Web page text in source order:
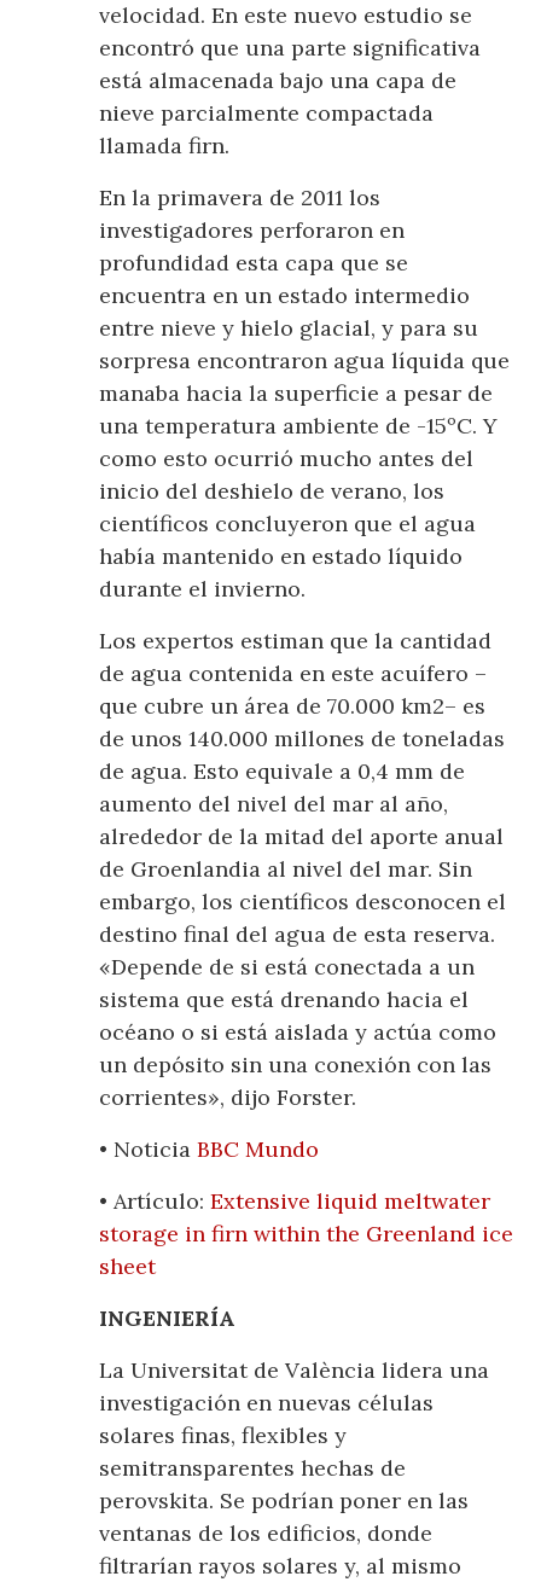
velocidad. En este nuevo estudio se
encontró que una parte significativa
está almacenada bajo una capa de
nieve parcialmente compactada
llamada firn.
En la primavera de 2011 los
investigadores perforaron en
profundidad esta capa que se
encuentra en un estado intermedio
entre nieve y hielo glacial, y para su
sorpresa encontraron agua líquida que
manaba hacia la superficie a pesar de
una temperatura ambiente de -15ºC. Y
como esto ocurrió mucho antes del
inicio del deshielo de verano, los
científicos concluyeron que el agua
había mantenido en estado líquido
durante el invierno.
Los expertos estiman que la cantidad
de agua contenida en este acuífero –
que cubre un área de 70.000 km2– es
de unos 140.000 millones de toneladas
de agua. Esto equivale a 0,4 mm de
aumento del nivel del mar al año,
alrededor de la mitad del aporte anual
de Groenlandia al nivel del mar. Sin
embargo, los científicos desconocen el
destino final del agua de esta reserva.
«Depende de si está conectada a un
sistema que está drenando hacia el
océano o si está aislada y actúa como
un depósito sin una conexión con las
corrientes», dijo Forster.
• NoticiaBBC Mundo
• Artículo:Extensive liquid meltwater
storage in firn within the Greenland ice
sheet
INGENIERÍA
La Universitat de València lidera una
investigación en nuevas células
solares finas, flexibles y
semitransparentes hechas de
perovskita. Se podrían poner en las
ventanas de los edificios, donde
filtrarían rayos solares y, al mismo